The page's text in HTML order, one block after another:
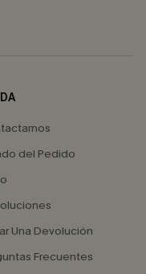
del Pedido
Una Devolución
Frecuentes